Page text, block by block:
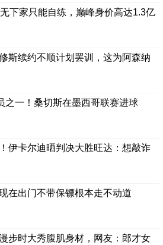
下家只能自练，巅峰身价高达1.3亿
斯续约不顺计划罢训，这为阿森纳
之一！桑切斯在墨西哥联赛进球
伊卡尔迪晒判决大胜旺达：想敲诈
在出门不带保镖根本走不动道
步时大秀腹肌身材，网友：郎才女